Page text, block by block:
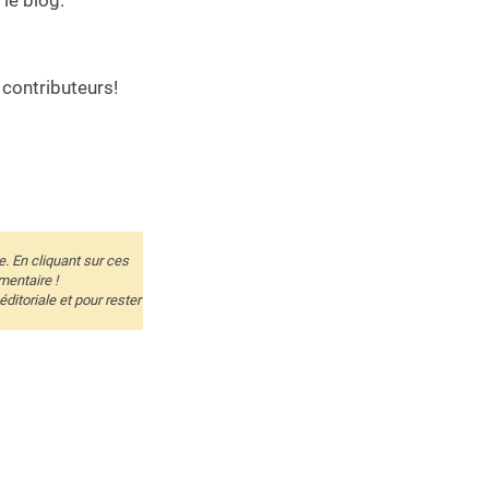
contributeurs!
En cliquant sur ces
!
et pour rester